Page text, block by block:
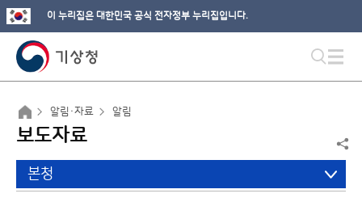
이 누리집은 대한민국 공식 전자정부 누리집입니다.
알림·자료 알림
보도자료
본청